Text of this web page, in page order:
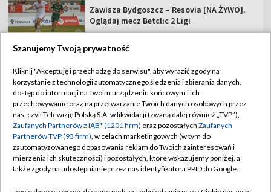
Zawisza Bydgoszcz – Resovia [NA ŻYWO].
Oglądaj mecz Betclic 2 Ligi
TVP
Abonament TVP
Sklep TVP
Biuro Reklamy
Oferta Handlowa
Regulamin TVP
Polityka prywatności
Moje zgody
Biuro reklamy
Szanujemy Twoją prywatność
Kliknij "Akceptuję i przechodzę do serwisu", aby wyrazić zgody na
korzystanie z technologii automatycznego śledzenia i zbierania danych,
dostęp do informacji na Twoim urządzeniu końcowym i ich
przechowywanie oraz na przetwarzanie Twoich danych osobowych przez
nas, czyli Telewizję Polską S.A. w likwidacji (zwaną dalej również „TVP”),
Zaufanych Partnerów z IAB* (1201 firm) oraz pozostałych Zaufanych
Partnerów TVP (93 firm), w celach marketingowych (w tym do
zautomatyzowanego dopasowania reklam do Twoich zainteresowań i
mierzenia ich skuteczności) i pozostałych, które wskazujemy poniżej, a
także zgody na udostępnianie przez nas identyfikatora PPID do Google.